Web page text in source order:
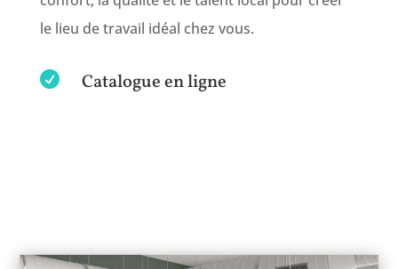
le lieu de travail idéal chez vous.
 Catalogue en ligne